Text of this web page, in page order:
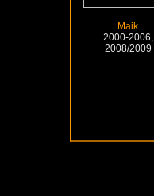
Maik
2000-2006,
2008/2009